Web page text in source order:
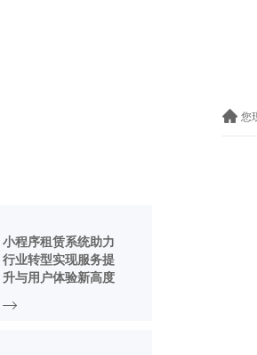
小程序租赁系统助力
行业转型实现服务提
升与用户体验新高度
您